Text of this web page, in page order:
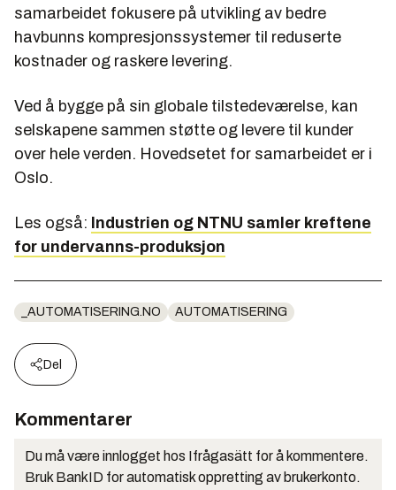
samarbeidet fokusere på utvikling av bedre
havbunns kompresjonssystemer til reduserte
kostnader og raskere levering.
Ved å bygge på sin globale tilstedeværelse, kan
selskapene sammen støtte og levere til kunder
over hele verden. Hovedsetet for samarbeidet er i
Oslo.
Les også: Industrien og NTNU samler kreftene
for undervanns-produksjon
_AUTOMATISERING.NO AUTOMATISERING
Del
Kommentarer
Du må være innlogget hos Ifrågasätt for å kommentere.
Bruk BankID for automatisk oppretting av brukerkonto.